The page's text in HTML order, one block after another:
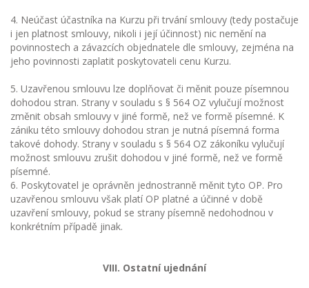
4. Neúčast účastníka na Kurzu při trvání smlouvy (tedy postačuje
i jen platnost smlouvy, nikoli i její účinnost) nic nemění na
povinnostech a závazcích objednatele dle smlouvy, zejména na
jeho povinnosti zaplatit poskytovateli cenu Kurzu.
5. Uzavřenou smlouvu lze doplňovat či měnit pouze písemnou
dohodou stran. Strany v souladu s § 564 OZ vylučují možnost
změnit obsah smlouvy v jiné formě, než ve formě písemné. K
zániku této smlouvy dohodou stran je nutná písemná forma
takové dohody. Strany v souladu s § 564 OZ zákoníku vylučují
možnost smlouvu zrušit dohodou v jiné formě, než ve formě
písemné.
6. Poskytovatel je oprávněn jednostranně měnit tyto OP. Pro
uzavřenou smlouvu však platí OP platné a účinné v době
uzavření smlouvy, pokud se strany písemně nedohodnou v
konkrétním případě jinak.
VIII. Ostatní ujednání